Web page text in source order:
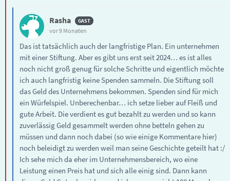
Rasha
vor 9 Monaten
Das ist tatsächlich auch der langfristige Plan. Ein unternehmen
mit einer Stiftung. Aber es gibt uns erst seit 2024… es ist alles
noch nicht groß genug für solche Schritte und eigentlich möchte
ich auch langfristig keine Spenden sammeln. Die Stiftung soll
das Geld des Unternehmens bekommen. Spenden sind für mich
ein Würfelspiel. Unberechenbar… ich setze lieber auf Fleiß und
gute Arbeit. Die verdient es gut bezahlt zu werden und so kann
zuverlässig Geld gesammelt werden ohne betteln gehen zu
müssen und dann noch dabei (so wie einige Kommentare hier)
noch beleidigt zu werden weil man seine Geschichte geteilt hat :/
Ich sehe mich da eher im Unternehmensbereich, wo eine
Leistung einen Preis hat und sich alle einig sind. Dann kann